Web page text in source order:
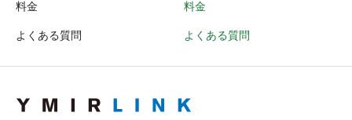
料金
よくある質問
料金
よくある質問